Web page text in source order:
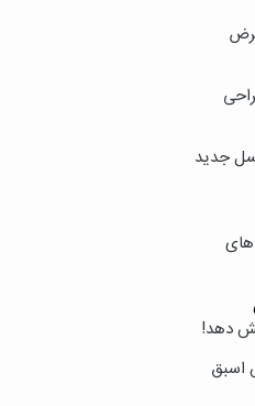
جدید
نامیرا؛ جامع‌ترین بانک اطلاعاتی میکروRNAهای
دهد!
اسبق